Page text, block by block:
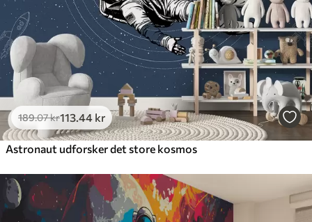
189.07kr113.44 kr
Astronaut udforsker det store kosmos